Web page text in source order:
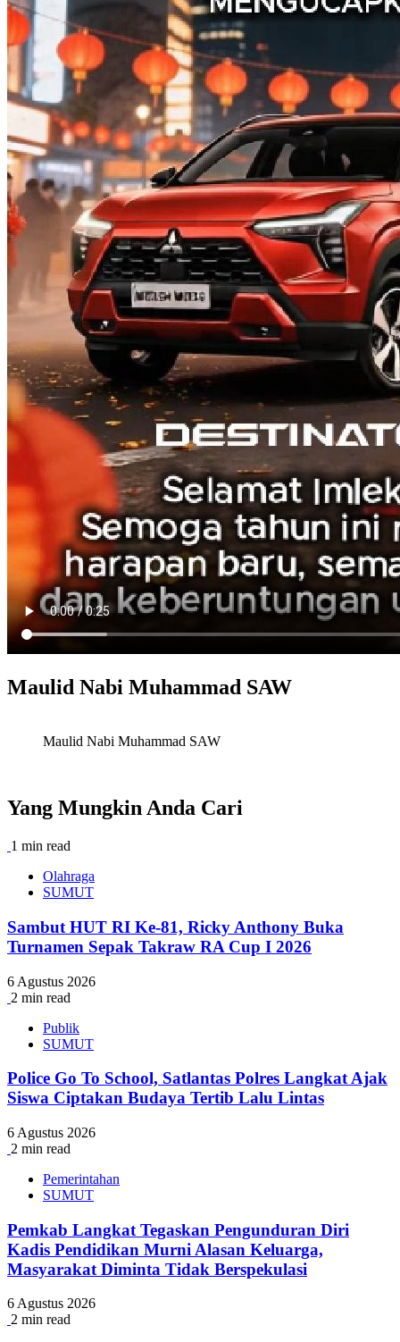
Maulid Nabi Muhammad SAW
Maulid Nabi Muhammad SAW
Yang Mungkin Anda Cari
1 min read
Olahraga
SUMUT
Sambut HUT RI Ke-81, Ricky Anthony Buka
Turnamen Sepak Takraw RA Cup I 2026
6 Agustus 2026
2 min read
Publik
SUMUT
Police Go To School, Satlantas Polres Langkat Ajak
Siswa Ciptakan Budaya Tertib Lalu Lintas
6 Agustus 2026
2 min read
Pemerintahan
SUMUT
Pemkab Langkat Tegaskan Pengunduran Diri
Kadis Pendidikan Murni Alasan Keluarga,
Masyarakat Diminta Tidak Berspekulasi
6 Agustus 2026
2 min read